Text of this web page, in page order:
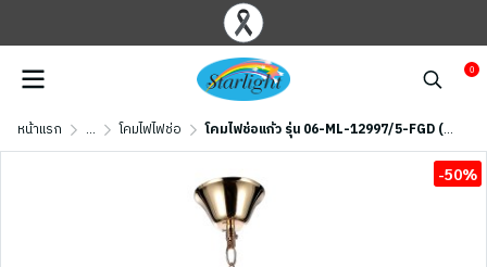
0
หน้าแรก ... โคมไฟไฟช่อ โคมไฟช่อแก้ว รุ่น 06-ML-12997/5-FGD (E14x5) สีทอง/ ชา
-50%